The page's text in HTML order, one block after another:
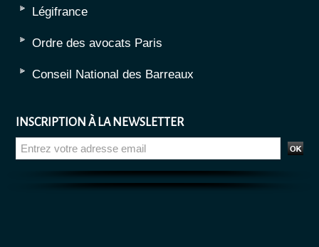
Légifrance
Ordre des avocats Paris
Conseil National des Barreaux
INSCRIPTION À LA NEWSLETTER